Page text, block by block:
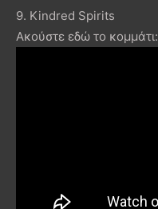
9. Kindred Spirits
Ακούστε εδώ το κομμάτι: